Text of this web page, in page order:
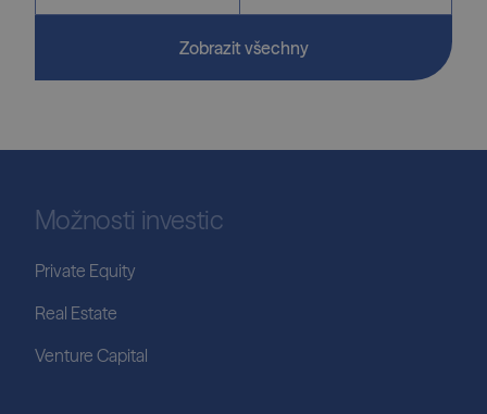
Zobrazit všechny
Možnosti investic
Private Equity
Real Estate
Venture Capital